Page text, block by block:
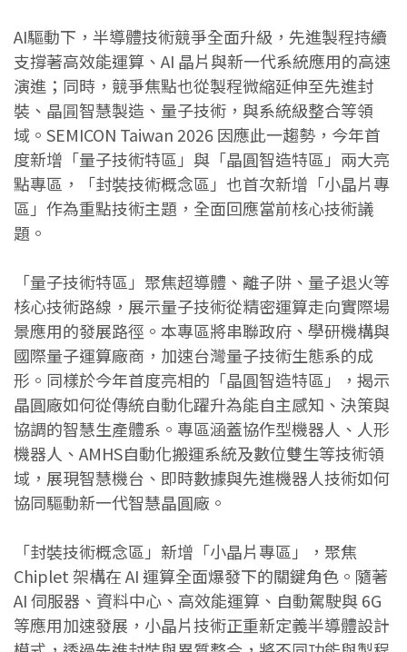
AI驅動下，半導體技術競爭全面升級，先進製程持續
支撐著高效能運算、AI 晶片與新一代系統應用的高速
演進；同時，競爭焦點也從製程微縮延伸至先進封
裝、晶㘣智慧製造、量子技術，與系統級整合等領
域。SEMICON Taiwan 2026 因應此一趨勢，今年首
度新增「量子技術特區」與「晶圓智造特區」兩大亮
點專區，「封裝技術概念區」也首次新增「小晶片專
區」作為重點技術主題，全面回應當前核心技術議
題。
「量子技術特區」聚焦超導體、離子阱、量子退火等
核心技術路線，展示量子技術從精密運算走向實際場
景應用的發展路徑。本專區將串聯政府、學研機構與
國際量子運算廠商，加速台灣量子技術生態系的成
形。同樣於今年首度亮相的「晶圓智造特區」，揭示
晶圓廠如何從傳統自動化躍升為能自主感知、決策與
協調的智慧生產體系。專區涵蓋協作型機器人、人形
機器人、AMHS自動化搬運系統及數位雙生等技術領
域，展現智慧機台、即時數據與先進機器人技術如何
協同驅動新一代智慧晶圓廠。
「封裝技術概念區」新增「小晶片專區」，聚焦
Chiplet 架構在 AI 運算全面爆發下的關鍵角色。隨著
AI 伺服器、資料中心、高效能運算、自動駕駛與 6G
等應用加速發展，小晶片技術正重新定義半導體設計